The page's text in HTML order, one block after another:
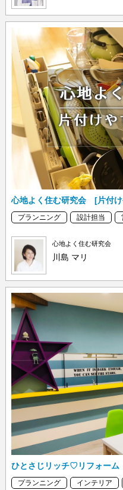
心地よく住む研究会 [片付け
プランニング 設計担当
心地よく住む研究会
川島 マリ
ひとさじリッチ♡リフォーム
プランニング インテリア